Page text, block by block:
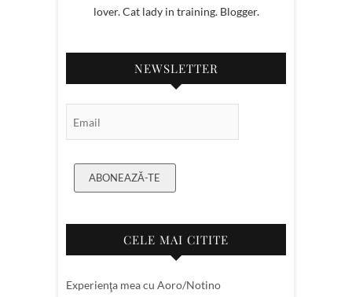
lover. Cat lady in training. Blogger.
NEWSLETTER
ABONEAZĂ-TE
CELE MAI CITITE
Experienţa mea cu Aoro/Notino